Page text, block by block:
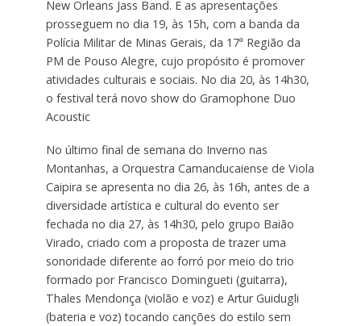
New Orleans Jass Band. E as apresentações
prosseguem no dia 19, às 15h, com a banda da
Polícia Militar de Minas Gerais, da 17ª Região da
PM de Pouso Alegre, cujo propósito é promover
atividades culturais e sociais. No dia 20, às 14h30,
o festival terá novo show do Gramophone Duo
Acoustic
No último final de semana do Inverno nas
Montanhas, a Orquestra Camanducaiense de Viola
Caipira se apresenta no dia 26, às 16h, antes de a
diversidade artística e cultural do evento ser
fechada no dia 27, às 14h30, pelo grupo Baião
Virado, criado com a proposta de trazer uma
sonoridade diferente ao forró por meio do trio
formado por Francisco Domingueti (guitarra),
Thales Mendonça (violão e voz) e Artur Guidugli
(bateria e voz) tocando canções do estilo sem